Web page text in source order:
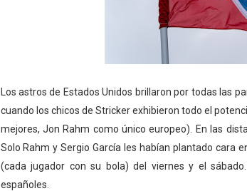
Los astros de Estados Unidos brillaron por todas las
cuando los chicos de Stricker exhibieron todo el
mejores, Jon Rahm como único europeo). En las
Solo Rahm y Sergio García les habían plantado cara
(cada jugador con su bola) del viernes y el
españoles.